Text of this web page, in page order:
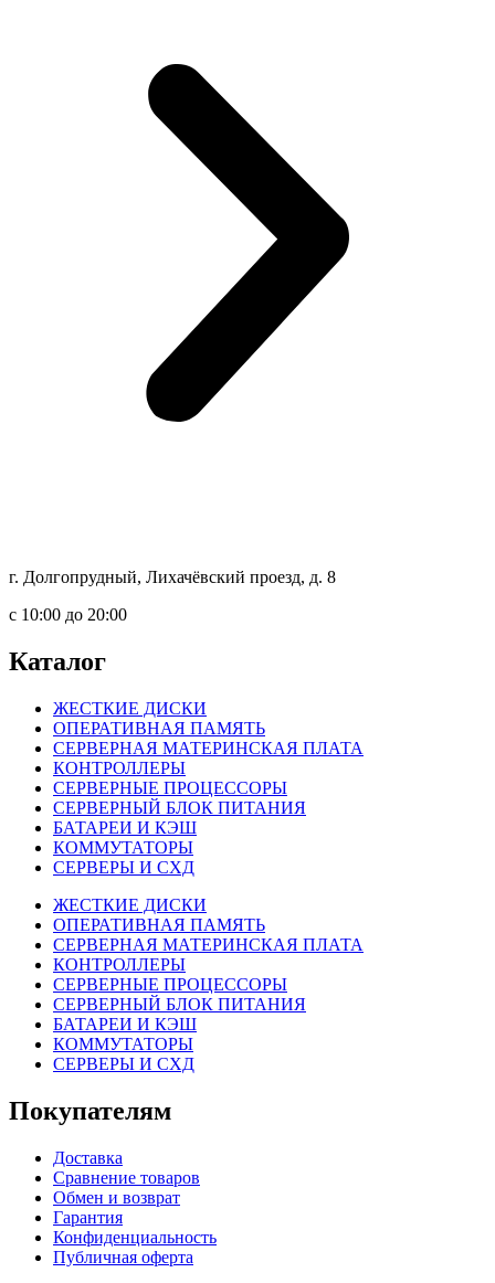
г. Долгопрудный, Лихачёвский проезд, д. 8
c 10:00 до 20:00
Каталог
ЖЕСТКИЕ ДИСКИ
ОПЕРАТИВНАЯ ПАМЯТЬ
СЕРВЕРНАЯ МАТЕРИНСКАЯ ПЛАТА
КОНТРОЛЛЕРЫ
СЕРВЕРНЫЕ ПРОЦЕССОРЫ
СЕРВЕРНЫЙ БЛОК ПИТАНИЯ
БАТАРЕИ И КЭШ
КОММУТАТОРЫ
СЕРВЕРЫ И СХД
ЖЕСТКИЕ ДИСКИ
ОПЕРАТИВНАЯ ПАМЯТЬ
СЕРВЕРНАЯ МАТЕРИНСКАЯ ПЛАТА
КОНТРОЛЛЕРЫ
СЕРВЕРНЫЕ ПРОЦЕССОРЫ
СЕРВЕРНЫЙ БЛОК ПИТАНИЯ
БАТАРЕИ И КЭШ
КОММУТАТОРЫ
СЕРВЕРЫ И СХД
Покупателям
Доставка
Сравнение товаров
Обмен и возврат
Гарантия
Конфиденциальность
Публичная оферта